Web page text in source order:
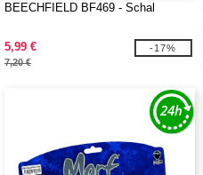
BEECHFIELD BF469 - Schal
5,99 €
7,20 €
-17%